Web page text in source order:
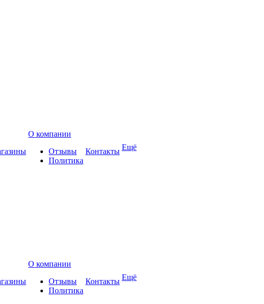
О компании
Отзывы
Политика
Контакты Ещё
О компании
Отзывы
Политика
Контакты Ещё